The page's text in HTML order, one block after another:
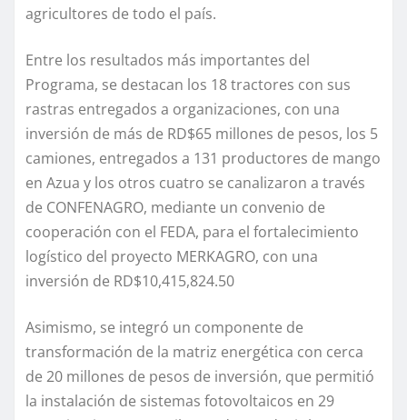
agricultores de todo el país.
Entre los resultados más importantes del
Programa, se destacan los 18 tractores con sus
rastras entregados a organizaciones, con una
inversión de más de RD$65 millones de pesos, los 5
camiones, entregados a 131 productores de mango
en Azua y los otros cuatro se canalizaron a través
de CONFENAGRO, mediante un convenio de
cooperación con el FEDA, para el fortalecimiento
logístico del proyecto MERKAGRO, con una
inversión de RD$10,415,824.50
Asimismo, se integró un componente de
transformación de la matriz energética con cerca
de 20 millones de pesos de inversión, que permitió
la instalación de sistemas fotovoltaicos en 29